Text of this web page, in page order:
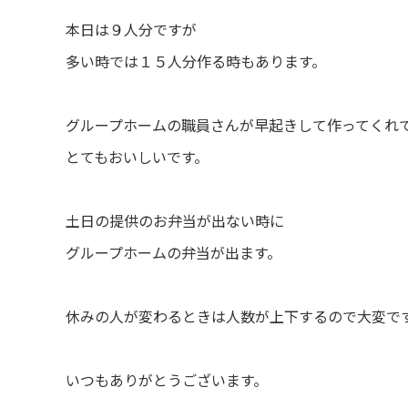
本日は９人分ですが
多い時では１５人分作る時もあります。
グループホームの職員さんが早起きして作ってくれ
とてもおいしいです。
土日の提供のお弁当が出ない時に
グループホームの弁当が出ます。
休みの人が変わるときは人数が上下するので大変で
いつもありがとうございます。